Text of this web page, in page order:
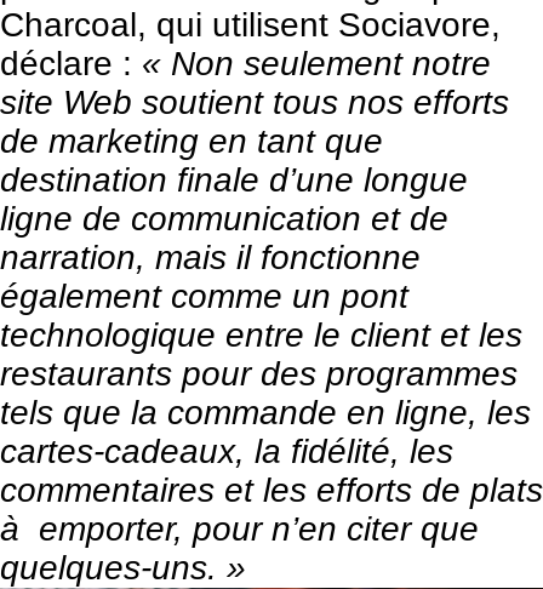
Charcoal, qui utilisent Sociavore,
déclare : « Non seulement notre
site Web soutient tous nos efforts
de marketing en tant que
destination finale d’une longue
ligne de communication et de
narration, mais il fonctionne
également comme un pont
technologique entre le client et les
restaurants pour des programmes
tels que la commande en ligne, les
cartes-cadeaux, la fidélité, les
commentaires et les efforts de plats
à emporter, pour n’en citer que
quelques-uns. »